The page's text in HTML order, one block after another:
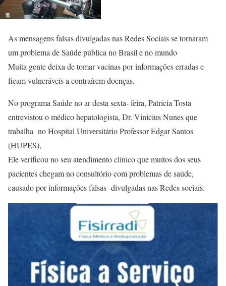
As mensagens falsas divulgadas nas Redes Sociais se tornaram
um problema de Saúde pública no Brasil e no mundo
Muita gente deixa de tomar vacinas por informações erradas e
ficam vulneráveis a contraírem doenças.
No programa Saúde no ar desta sexta- feira, Patrícia Tosta
entrevistou o médico hepatologista, Dr. Vinicius Nunes que
trabalha no Hospital Universitário Professor Edgar Santos
(HUPES),
Ele verificou no seu atendimento clínico que muitos dos seus
pacientes chegam no consultório com problemas de saúde,
causado por informações falsas divulgadas nas Redes sociais.